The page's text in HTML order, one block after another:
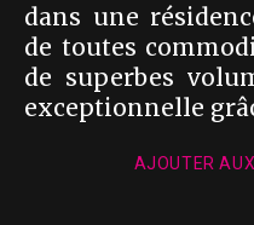
dans une
de toutes
de superbes
exceptionnelle
AJOUTER